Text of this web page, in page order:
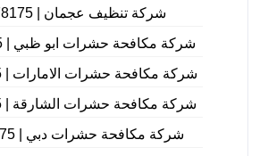
شركة تنظيف عجمان | 0507978175
شركة مكافحة حشرات ابو ظبي | 0507978175
شركة مكافحة حشرات الامارات | 0507978175
شركة مكافحة حشرات الشارقة | 0507978175
شركة مكافحة حشرات دبي | 0507978175